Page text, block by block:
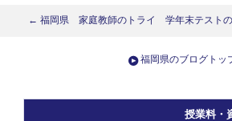
← 福岡県 家庭教師のトライ 学年末テスト
福岡県のブログトッ
授業料・